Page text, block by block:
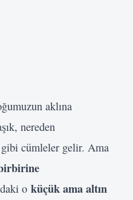
aklına
nereden
gibi cümleler gelir. Ama
o küçük ama altın